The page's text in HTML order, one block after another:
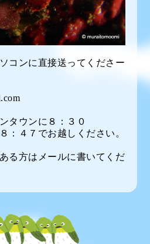
コンに直接送ってくださー
タウンに８：３０
：４７でお越しください。
る方はメールに書いてくだ